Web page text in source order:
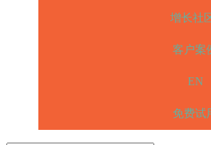
增长社
客户案
EN
免费试